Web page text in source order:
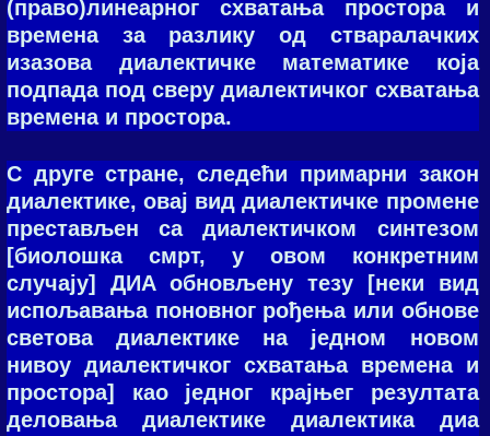
(право)линеарног схватања простора и
времена за разлику од стваралачких
изазова диалектичке математике која
подпада под сверу диалектичког схватања
времена и простора.
С друге стране, следећи примарни закон
диалектике, овај вид диалектичке промене
престављен са диалектичком синтезом
[биолошка смрт, у овом конкретним
случају] ДИА обновљену тезу [неки вид
испољавања поновног рођења или обнове
светова диалектике на једном новом
нивоу диалектичког схватања времена и
простора] као једног крајњег резултата
деловања диалектике диалектика диа